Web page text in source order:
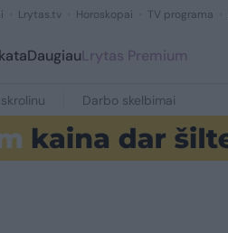
Lrytas.tv Horoskopai TV programa
DaugiauLrytas Premium
Darbo skelbimai